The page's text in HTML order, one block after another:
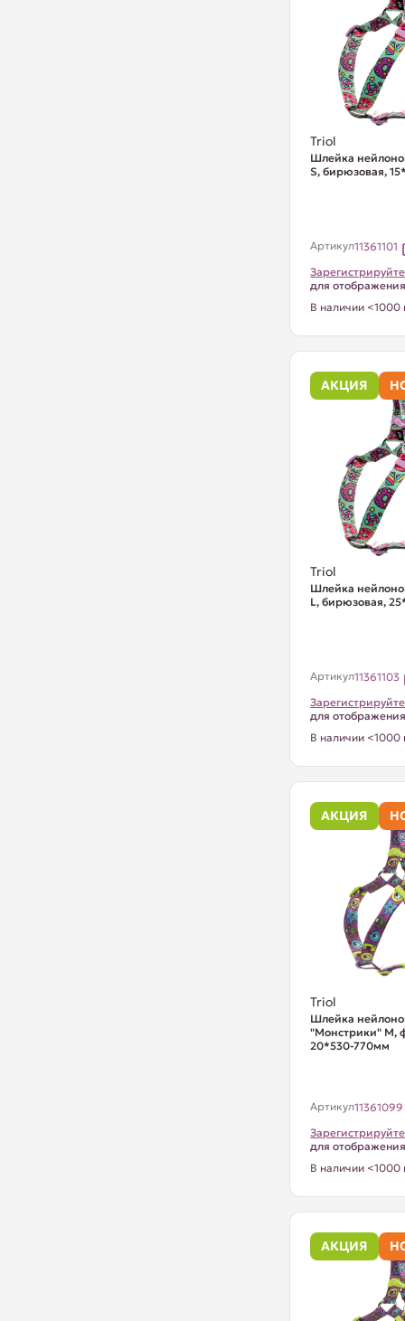
Triol
Шлейка
S, бирюзовая,
Артикул11361101
для
В наличии <1000
АКЦИЯ
Triol
Шлейка
L, бирюзовая,
Артикул11361103
для
В наличии <1000
АКЦИЯ
Triol
Шлейка
"Монстрики" М,
20*530-770мм
Артикул11361099
для
В наличии <1000
АКЦИЯ